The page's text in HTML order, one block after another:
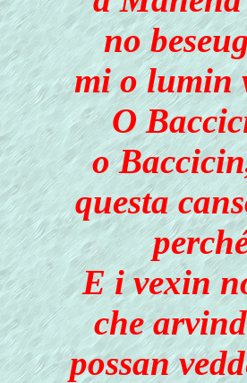
no
mi o lumin
O
o
questa
E i vexin
che
possan